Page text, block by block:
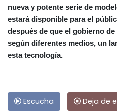
nueva y potente serie de
estará disponible para el
después de que el gobierno
según diferentes medios, un
esta tecnología.
Escucha Deja de